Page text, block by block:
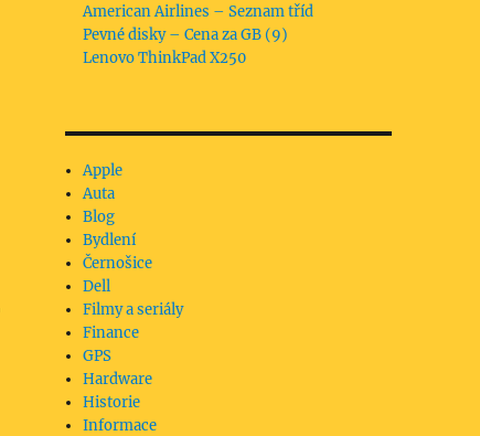
American Airlines – Seznam tříd
Pevné disky – Cena za GB (9)
Lenovo ThinkPad X250
Apple
Auta
Blog
Bydlení
Černošice
Dell
Filmy a seriály
Finance
GPS
Hardware
Historie
Informace